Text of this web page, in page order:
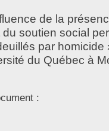
de la
soutien social
par homicide
du Québec à
: